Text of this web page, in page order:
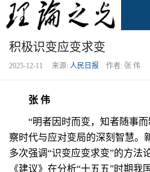
积极识变应变求变
2025-12-11 来源: 人民日报 作者: 张 伟
张 伟
“明者因时而变，知者随事而
察时代与应对变局的深刻智慧。
多次强调“识变应变求变”的方法
《建议》在分析“十五五”时期我